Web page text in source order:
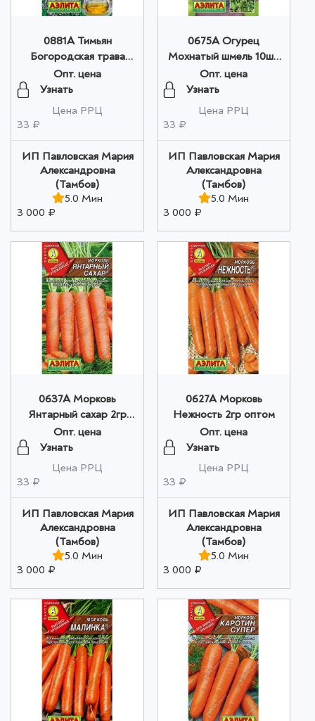
0881A Тимьян
Богородская трава
0,05гр оптом
Опт. цена
Узнать
Цена РРЦ
33 ₽
ИП Павловская Мария
Александровна
(Тамбов)
5.0 Мин
3 000 ₽
0675A Огурец
Мохнатый шмель 10шт
оптом
Опт. цена
Узнать
Цена РРЦ
33 ₽
ИП Павловская Мария
Александровна
(Тамбов)
5.0 Мин
3 000 ₽
0637A Морковь
Янтарный сахар 2гр
оптом
Опт. цена
Узнать
Цена РРЦ
33 ₽
ИП Павловская Мария
Александровна
(Тамбов)
5.0 Мин
3 000 ₽
0627A Морковь
Нежность 2гр оптом
Опт. цена
Узнать
Цена РРЦ
33 ₽
ИП Павловская Мария
Александровна
(Тамбов)
5.0 Мин
3 000 ₽